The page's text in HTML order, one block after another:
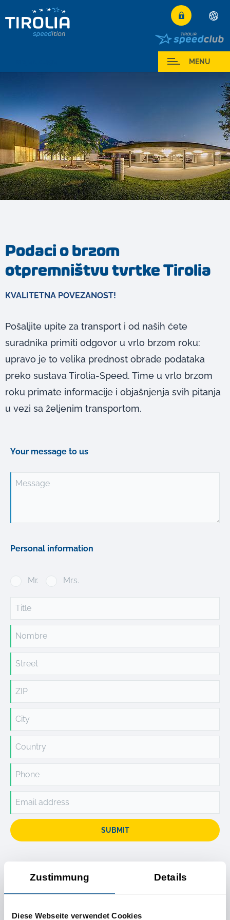
Zustimmung Details
Diese Webseite verwendet Cookies
Deutsch
English
Français
Česky
Magyar
Hrvatski
Română
MENU
Podaci o brzom
otpremništvu tvrtke Tirolia
KVALITETNA POVEZANOST!
Pošaljite upite za transport i od naših ćete
suradnika primiti odgovor u vrlo brzom roku:
upravo je to velika prednost obrade podataka
preko sustava Tirolia-Speed. Time u vrlo brzom
roku primate informacije i objašnjenja svih pitanja
u vezi sa željenim transportom.
Your message to us
Message
Personal information
Mr. Mrs.
Title
Nombre
Street
ZIP
City
Country
Phone
Email address
SUBMIT
Daljnje informacije